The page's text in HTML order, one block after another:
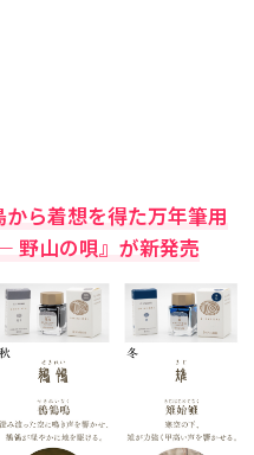
ら着想を得た万年筆用
野山の唄』が新発売